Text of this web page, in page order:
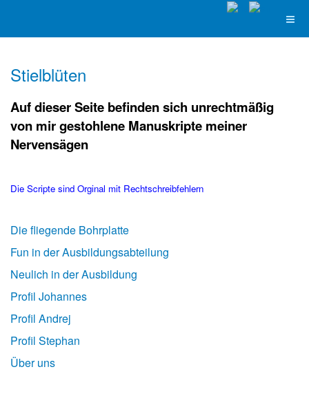
Stielblüten
Auf dieser Seite befinden sich unrechtmäßig
von mir gestohlene Manuskripte meiner
Nervensägen
Die Scripte sind Orginal mit Rechtschreibfehlern
Die fliegende Bohrplatte
Fun in der Ausbildungsabteilung
Neulich in der Ausbildung
Profil Johannes
Profil Andrej
Profil Stephan
Über uns